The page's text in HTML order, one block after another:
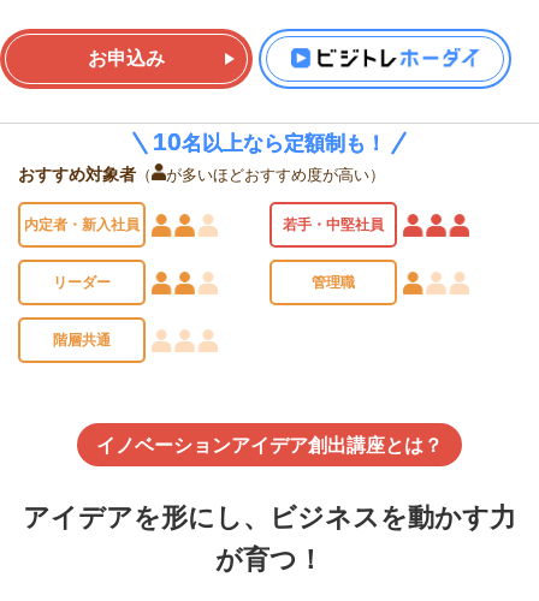
お申込み
おすすめ対象者 （ が多いほどおすすめ度が高い）
内定者・新入社員 若手・中堅社員
リーダー 管理職
階層共通
イノベーションアイデア創出講座とは？
アイデアを形にし、ビジネスを動かす力
が育つ！
10名以上なら定額制も！
10名以上なら定額制も！